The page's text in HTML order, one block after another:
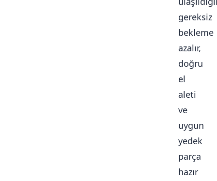
gereksiz
bekleme
azalır,
doğru
el
aleti
ve
uygun
yedek
parça
hazır